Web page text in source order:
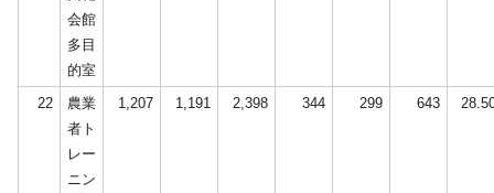
会館
多目
的室
22
農業
者ト
レー
ニン
1,207 1,191 2,398 344 299 643